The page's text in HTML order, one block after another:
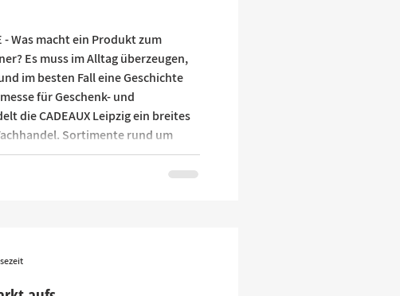
- Was macht ein Produkt zum
Es muss im Alltag überzeugen,
im besten Fall eine Geschichte
für Geschenk- und
die CADEAUX Leipzig ein breites
Sortimente rund um
und Tafeln lassen sich gemeinsam
Themenwelten